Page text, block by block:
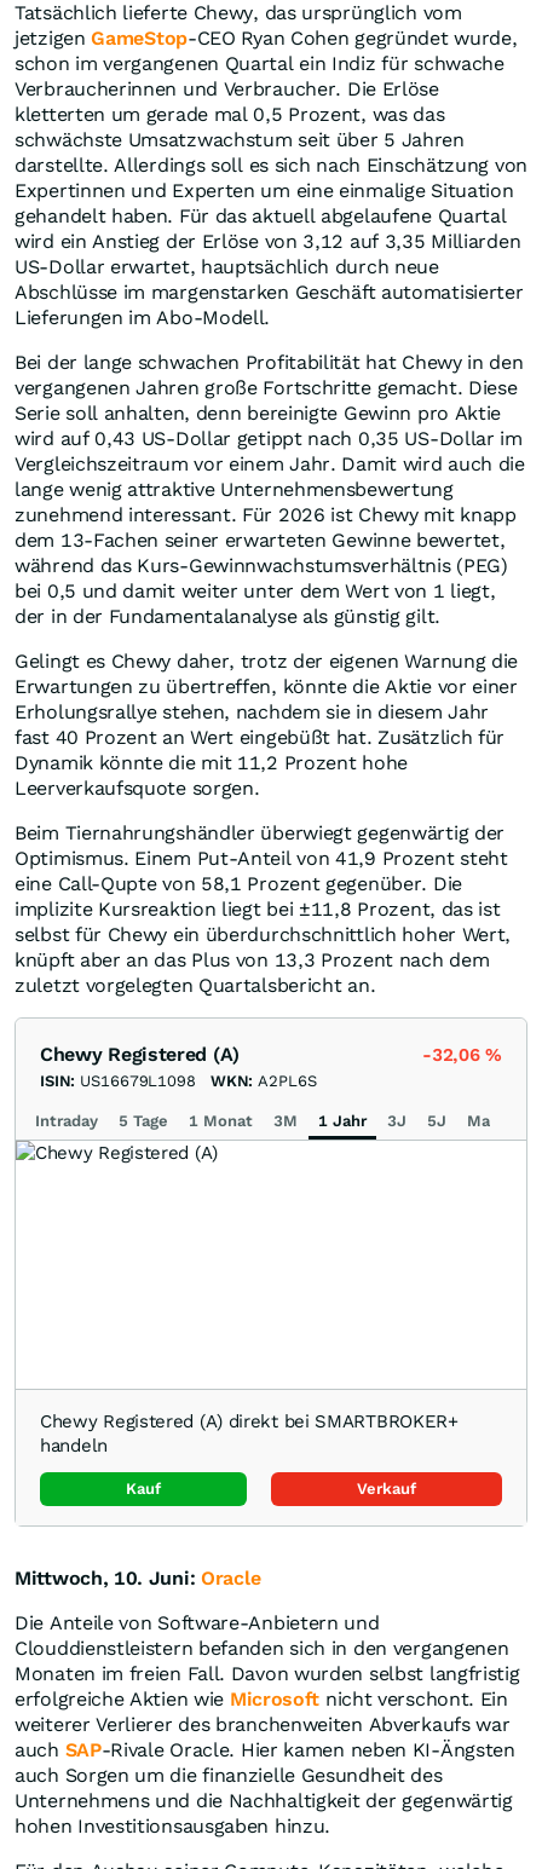
Tatsächlich lieferte Chewy, das ursprünglich vom
jetzigenGameStop-CEO Ryan Cohen gegründet wurde,
schon im vergangenen Quartal ein Indiz für schwache
Verbraucherinnen und Verbraucher. Die Erlöse
kletterten um gerade mal 0,5 Prozent, was das
schwächste Umsatzwachstum seit über 5 Jahren
darstellte. Allerdings soll es sich nach Einschätzung von
Expertinnen und Experten um eine einmalige Situation
gehandelt haben. Für das aktuell abgelaufene Quartal
wird ein Anstieg der Erlöse von 3,12 auf 3,35 Milliarden
US-Dollar erwartet, hauptsächlich durch neue
Abschlüsse im margenstarken Geschäft automatisierter
Lieferungen im Abo-Modell.
Bei der lange schwachen Profitabilität hat Chewy in den
vergangenen Jahren große Fortschritte gemacht. Diese
Serie soll anhalten, denn bereinigte Gewinn pro Aktie
wird auf 0,43 US-Dollar getippt nach 0,35 US-Dollar im
Vergleichszeitraum vor einem Jahr. Damit wird auch die
lange wenig attraktive Unternehmensbewertung
zunehmend interessant. Für 2026 ist Chewy mit knapp
dem 13-Fachen seiner erwarteten Gewinne bewertet,
während das Kurs-Gewinnwachstumsverhältnis (PEG)
bei 0,5 und damit weiter unter dem Wert von 1 liegt,
der in der Fundamentalanalyse als günstig gilt.
Gelingt es Chewy daher, trotz der eigenen Warnung die
Erwartungen zu übertreffen, könnte die Aktie vor einer
Erholungsrallye stehen, nachdem sie in diesem Jahr
fast 40 Prozent an Wert eingebüßt hat. Zusätzlich für
Dynamik könnte die mit 11,2 Prozent hohe
Leerverkaufsquote sorgen.
Beim Tiernahrungshändler überwiegt gegenwärtig der
Optimismus. Einem Put-Anteil von 41,9 Prozent steht
eine Call-Qupte von 58,1 Prozent gegenüber. Die
implizite Kursreaktion liegt bei ±11,8 Prozent, das ist
selbst für Chewy ein überdurchschnittlich hoher Wert,
knüpft aber an das Plus von 13,3 Prozent nach dem
zuletzt vorgelegten Quartalsbericht an.
Chewy Registered (A) -32,06%
ISIN: US16679L1098 WKN: A2PL6S
Intraday 5 Tage 1 Monat 3M 1 Jahr 3J 5J Max
Chewy Registered (A) direkt bei SMARTBROKER+
handeln
Kauf Verkauf
Mittwoch, 10. Juni: Oracle
Die Anteile von Software-Anbietern und
Clouddienstleistern befanden sich in den vergangenen
Monaten im freien Fall. Davon wurden selbst langfristig
erfolgreiche Aktien wie Microsoft nicht verschont. Ein
weiterer Verlierer des branchenweiten Abverkaufs war
auch SAP-Rivale Oracle. Hier kamen neben KI-Ängsten
auch Sorgen um die finanzielle Gesundheit des
Unternehmens und die Nachhaltigkeit der gegenwärtig
hohen Investitionsausgaben hinzu.